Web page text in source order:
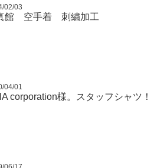
02/03
館 空手着 刺繍加工
04/01
corporation様。スタッフシャツ！